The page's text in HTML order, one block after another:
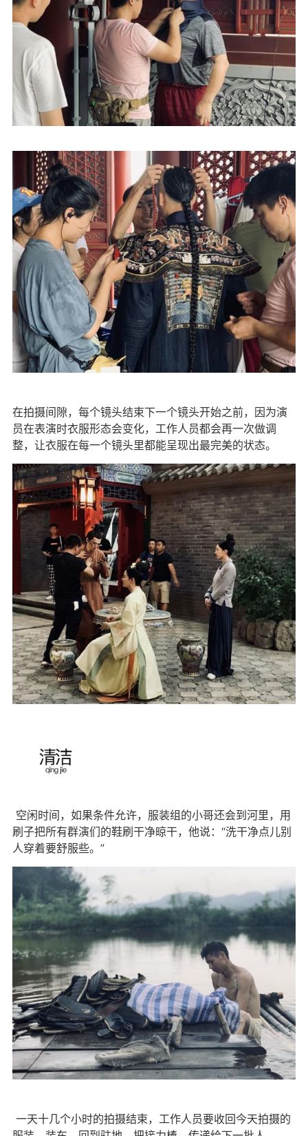
在拍摄间隙，每个镜头结束下一个镜头开始之前，因为演
员在表演时衣服形态会变化，工作人员都会再一次做调
整，让衣服在每一个镜头里都能呈现出最完美的状态。
空闲时间，如果条件允许，服装组的小哥还会到河里，用
刷子把所有群演们的鞋刷干净晾干，他说：“洗干净点儿别
人穿着要舒服些。”
一天十几个小时的拍摄结束，工作人员要收回今天拍摄的